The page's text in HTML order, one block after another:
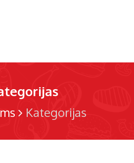
Kategorijas